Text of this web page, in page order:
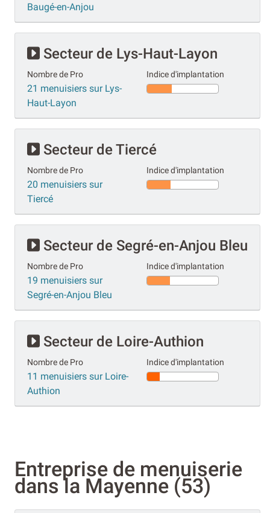
Baugé-en-Anjou
Secteur de Lys-Haut-Layon
Nombre de Pro
21 menuisiers sur Lys-
Haut-Layon
Indice d'implantation
Secteur de Tiercé
Nombre de Pro
20 menuisiers sur
Tiercé
Indice d'implantation
Secteur de Segré-en-Anjou Bleu
Nombre de Pro
19 menuisiers sur
Segré-en-Anjou Bleu
Indice d'implantation
Secteur de Loire-Authion
Nombre de Pro
11 menuisiers sur Loire-
Authion
Indice d'implantation
Entreprise de menuiserie
dans la Mayenne (53)